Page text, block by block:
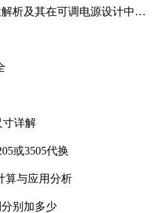
析及其在可调电源设计中的
寸详解
或3505代换
算与应用分析
别加多少